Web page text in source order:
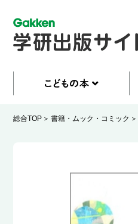
総合TOP 書籍・ムック・コミック